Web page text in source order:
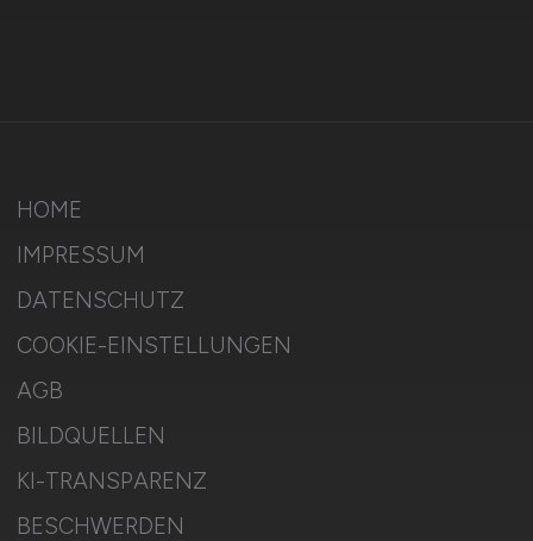
HOME
IMPRESSUM
DATENSCHUTZ
COOKIE-EINSTELLUNGEN
AGB
BILDQUELLEN
KI-TRANSPARENZ
BESCHWERDEN